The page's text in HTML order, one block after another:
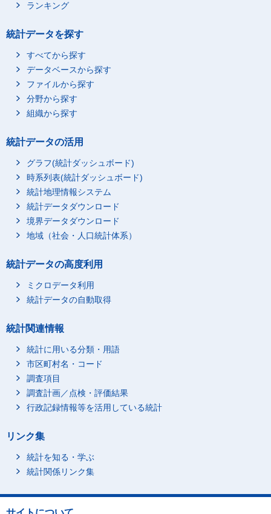
ランキング
統計データを探す
すべてから探す
データベースから探す
ファイルから探す
分野から探す
組織から探す
統計データの活用
グラフ(統計ダッシュボード)
時系列表(統計ダッシュボード)
統計地理情報システム
統計データダウンロード
境界データダウンロード
地域（社会・人口統計体系）
統計データの高度利用
ミクロデータ利用
統計データの自動取得
統計関連情報
統計に用いる分類・用語
市区町村名・コード
調査項目
調査計画／点検・評価結果
行政記録情報等を活用している統計
リンク集
統計を知る・学ぶ
統計関係リンク集